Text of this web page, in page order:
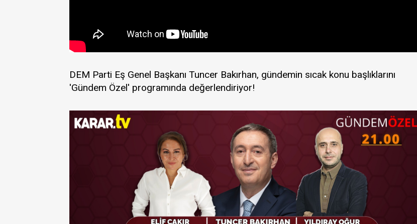
DEM Parti Eş Genel Başkanı Tuncer Bakırhan, gündemin sıcak konu başlıklarını
'Gündem Özel' programında değerlendiriyor!